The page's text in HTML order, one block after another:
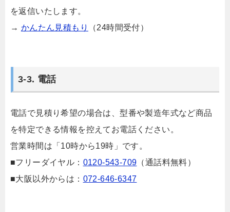
を返信いたします。
→ かんたん見積もり （24時間受付）
3-3. 電話
電話で見積り希望の場合は、型番や製造年式など商品
を特定できる情報を控えてお電話ください。
営業時間は「10時から19時」です。
■フリーダイヤル： 0120-543-709 （通話料無料）
■大阪以外からは： 072-646-6347